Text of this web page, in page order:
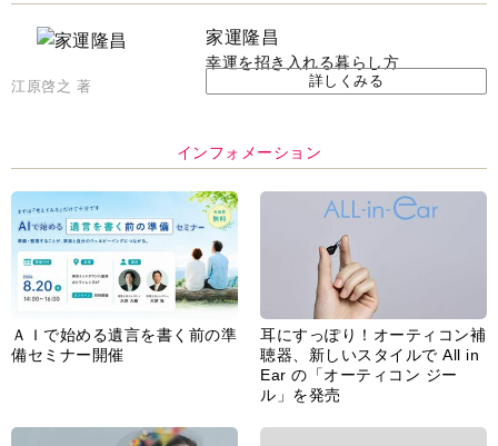
家運隆昌
幸運を招き入れる暮らし方
江原啓之 著 詳しくみる
インフォメーション
ＡＩで始める遺言を書く前の準
備セミナー開催
耳にすっぽり！オーティコン補
聴器、新しいスタイルで All in
Ear の「オーティコン ジー
ル」を発売